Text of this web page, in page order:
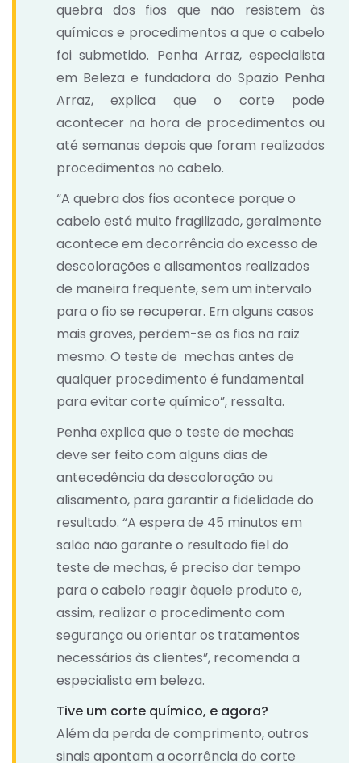
quebra dos fios que não resistem às
químicas e procedimentos a que o cabelo
foi submetido. Penha Arraz, especialista
em Beleza e fundadora do Spazio Penha
Arraz, explica que o corte pode
acontecer na hora de procedimentos ou
até semanas depois que foram realizados
procedimentos no cabelo.
“A quebra dos fios acontece porque o
cabelo está muito fragilizado, geralmente
acontece em decorrência do excesso de
descolorações e alisamentos realizados
de maneira frequente, sem um intervalo
para o fio se recuperar. Em alguns casos
mais graves, perdem-se os fios na raiz
mesmo. O teste de mechas antes de
qualquer procedimento é fundamental
para evitar corte químico”, ressalta.
Penha explica que o teste de mechas
deve ser feito com alguns dias de
antecedência da descoloração ou
alisamento, para garantir a fidelidade do
resultado. “A espera de 45 minutos em
salão não garante o resultado fiel do
teste de mechas, é preciso dar tempo
para o cabelo reagir àquele produto e,
assim, realizar o procedimento com
segurança ou orientar os tratamentos
necessários às clientes”, recomenda a
especialista em beleza.
Tive um corte químico, e agora?
Além da perda de comprimento, outros
sinais apontam a ocorrência do corte